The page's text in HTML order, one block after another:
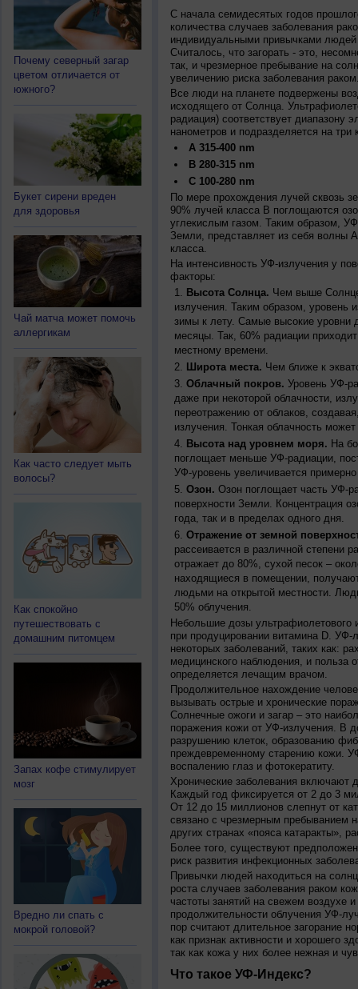
Почему северный загар
цветом отличается от
южного?
Букет сирени вреден
для здоровья
Чай матча может помочь
аллергикам
Как часто следует мыть
волосы?
Как спокойно
путешествовать с
домашним питомцем
Запах кофе стимулирует
мозг
Вредно ли спать с
мокрой головой?
С начала семидесятых годов
количества случаев заболевания
индивидуальными привычками
Считалось, что загорать - это,
так, и чрезмерное пребывание на
увеличению риска заболевания
Все люди на планете подвержены
исходящего от Солнца.
радиация) соответствует диапазону
нанометров и подразделяется на три
A 315-400 nm
B 280-315 nm
C 100-280 nm
По мере прохождения лучей сквозь
90% лучей класса B поглощаются
углекислым газом. Таким образом,
Земли, представляет из себя волны
класса.
На интенсивность УФ-излучения у
факторы:
Высота Солнца. Чем выше
излучения. Таким образом, уровень
зимы к лету. Самые высокие уровни
месяцы. Так, 60% радиации
местному времени.
Широта места. Чем ближе к
Облачный покров. Уровень УФ-
даже при некоторой облачности,
переотражению от облаков,
излучения. Тонкая облачность
Высота над уровнем моря. На
поглощает меньше УФ-радиации,
УФ-уровень увеличивается
Озон. Озон поглощает часть УФ-
поверхности Земли. Концентрация
года, так и в пределах одного дня.
Отражение от земной
рассеивается в различной степени
отражает до 80%, сухой песок –
находящиеся в помещении,
людьми на открытой местности.
50% облучения.
Небольшие дозы ультрафиолетового
при продуцировании витамина D.
некоторых заболеваний, таких как:
медицинского наблюдения, и польза
определяется лечащим врачом.
Продолжительное нахождение
вызывать острые и хронические
Солнечные ожоги и загар – это
поражения кожи от УФ-излучения. В
разрушению клеток, образованию
преждевременному старению кожи.
воспалению глаз и фотокератиту.
Хронические заболевания включают
Каждый год фиксируется от 2 до 3
От 12 до 15 миллионов слепнут от
связано с чрезмерным пребыванием
других странах «пояса катаракты»,
Более того, существуют
риск развития инфекционных
Привычки людей находиться на
роста случаев заболевания раком
частоты занятий на свежем воздухе
продолжительности облучения УФ-
пор считают длительное загорание
как признак активности и хорошего
так как кожа у них более нежная и
Что такое УФ-Индекс?